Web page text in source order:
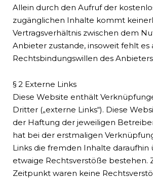
Allein durch den Aufruf der
zugänglichen Inhalte kommt
Vertragsverhältnis zwischen dem
Anbieter zustande, insoweit fehlt es
Rechtsbindungswillen des
§ 2 Externe Links
Diese Website enthält
Dritter („externe Links“). Diese
der Haftung der jeweiligen
hat bei der erstmaligen
Links die fremden Inhalte
etwaige Rechtsverstöße bestehen.
Zeitpunkt waren keine